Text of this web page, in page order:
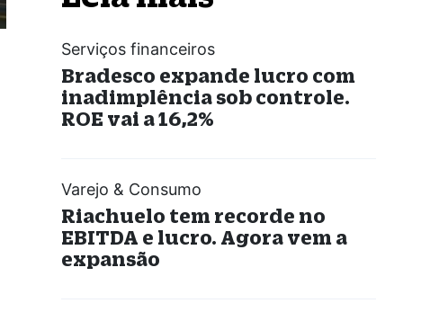
Serviços financeiros
Bradesco expande lucro com
inadimplência sob controle.
ROE vai a 16,2%
Varejo & Consumo
Riachuelo tem recorde no
EBITDA e lucro. Agora vem a
expansão